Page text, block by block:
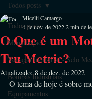
Todos posts
Manutenção
Vedação Industrial - Selo
Bombas Industriais
Equipamentos
Todos posts
O Que é um
Tru Metric?
Micelli Camargo
4 de nov. de 20222 min de
Atualizado:8 de dez. de 2022
O tema de hoje é sobre